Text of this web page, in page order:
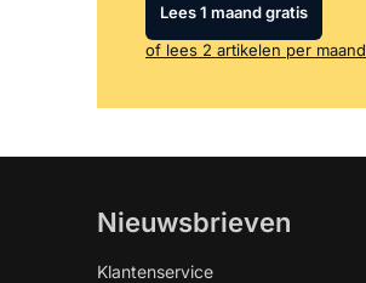
Lees 1 maand gratis
of lees 2 artikelen per maand
Nieuwsbrieven
Klantenservice